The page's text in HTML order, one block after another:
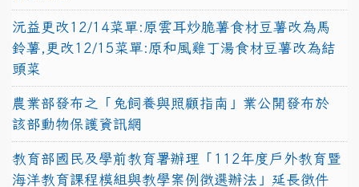
沅益更改12/14菜單:原雲耳炒脆薯食材豆薯改為馬
鈴薯,更改12/15菜單:原和風雞丁湯食材豆薯改為結
頭菜
農業部發布之「兔飼養與照顧指南」業公開發布於
該部動物保護資訊網
教育部國民及學前教育署辦理「112年度戶外教育暨
海洋教育課程模組與教學案例徵選辦法」延長徵件